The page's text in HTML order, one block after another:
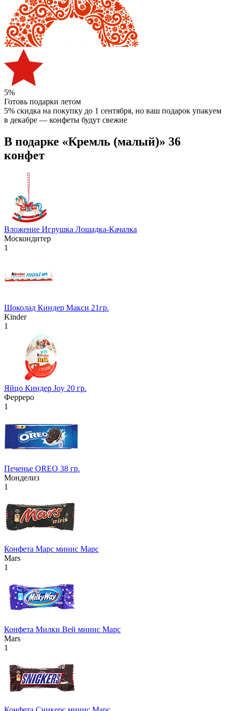
5%
Готовь подарки летом
5% скидка на покупку до 1 сентября, но ваш подарок упакуем
в декабре — конфеты будут свежие
В подарке «Кремль (малый)» 36
конфет
Вложение Игрушка Лошадка-Качалка
Москондитер
1
Шоколад Киндер Макси 21гр.
Kinder
1
Яйцо Киндер Joy 20 гр.
Ферреро
1
Печенье OREO 38 гр.
Монделиз
1
Конфета Марс минис Марс
Mars
1
Конфета Милки Вей минис Марс
Mars
1